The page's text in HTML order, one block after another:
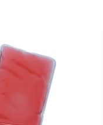
töltve, többször
– elég csak